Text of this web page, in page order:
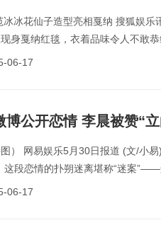
冰花仙子造型亮相戛纳 搜狐娱
身戛纳红毯，衣着品味令人不敢恭
06-17
博公开恋情 李晨被赞“
） 网易娱乐5月30日报道 (文/小
这段恋情的扑朔迷离堪称“迷案”——
06-17